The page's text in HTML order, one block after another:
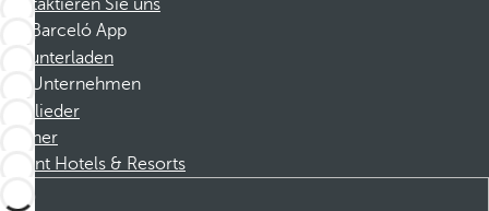
Kontaktieren Sie uns
Barceló App
Herunterladen
Unternehmen
Mitglieder
Partner
Dorint Hotels & Resorts